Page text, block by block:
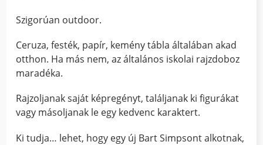
Szigorúan outdoor.
Ceruza, festék, papír, kemény tábla általában akad
otthon. Ha más nem, az általános iskolai rajzdoboz
maradéka.
Rajzoljanak saját képregényt, találjanak ki figurákat
vagy másoljanak le egy kedvenc karaktert.
Ki tudja… lehet, hogy egy új Bart Simpsont alkotnak,